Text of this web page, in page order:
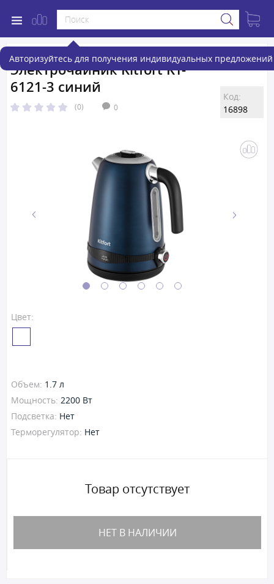
Авторизуйтесь для получения индивидуальных предложений
Электрочайник Kitfort KT-
6121-3 синий
(0) 0
Код:
16898
Цвет:
Объем: 1.7 л
Мощность: 2200 Вт
Подсветка: Нет
Терморегулятор: Нет
Товар отсутствует
НЕТ В НАЛИЧИИ